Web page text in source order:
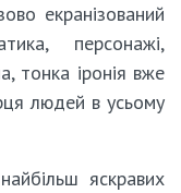
екранізований
персонажі,
тонка іронія вже
людей в усьому
яскравих